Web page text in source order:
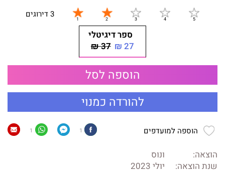
3 דירוגים
ספר דיגיטלי
27 ₪
37 ₪
הוספה לסל
להורדה כמנוי
הוספה למועדפים 1
1
הוצאה:
ונוס
שנת הוצאה:
יולי 2023